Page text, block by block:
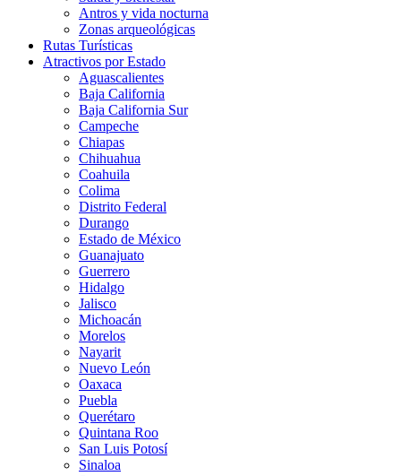
Antros y vida nocturna
Zonas arqueológicas
Rutas Turísticas
Atractivos por Estado
Aguascalientes
Baja California
Baja California Sur
Campeche
Chiapas
Chihuahua
Coahuila
Colima
Distrito Federal
Durango
Estado de México
Guanajuato
Guerrero
Hidalgo
Jalisco
Michoacán
Morelos
Nayarit
Nuevo León
Oaxaca
Puebla
Querétaro
Quintana Roo
San Luis Potosí
Sinaloa